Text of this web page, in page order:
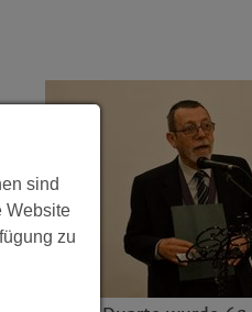
sind
Website
zu